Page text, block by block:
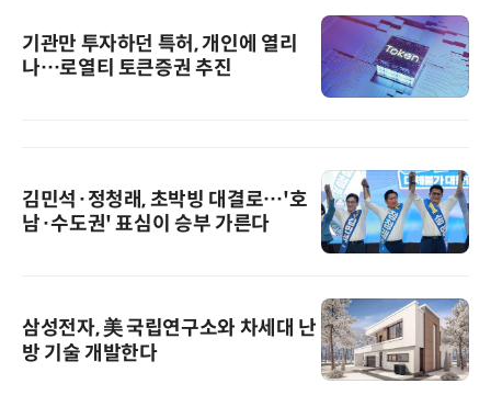
기관만 투자하던 특허, 개인에 열리
나…로열티 토큰증권 추진
김민석·정청래, 초박빙 대결로…'호
남·수도권' 표심이 승부 가른다
삼성전자, 美 국립연구소와 차세대 난
방 기술 개발한다